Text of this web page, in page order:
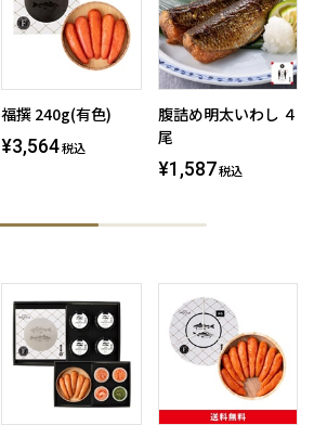
福撰 240g(有色)
¥3,564税込
腹詰め明太いわし ４
尾
¥1,587税込